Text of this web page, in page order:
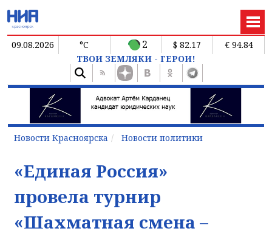
09.08.2026 °C 2 $ 82.17
€ 94.84
ТВОИ ЗЕМЛЯКИ - ГЕРОИ!
Новости Красноярска Новости политики
«Единая Россия»
провела турнир
«Шахматная смена –